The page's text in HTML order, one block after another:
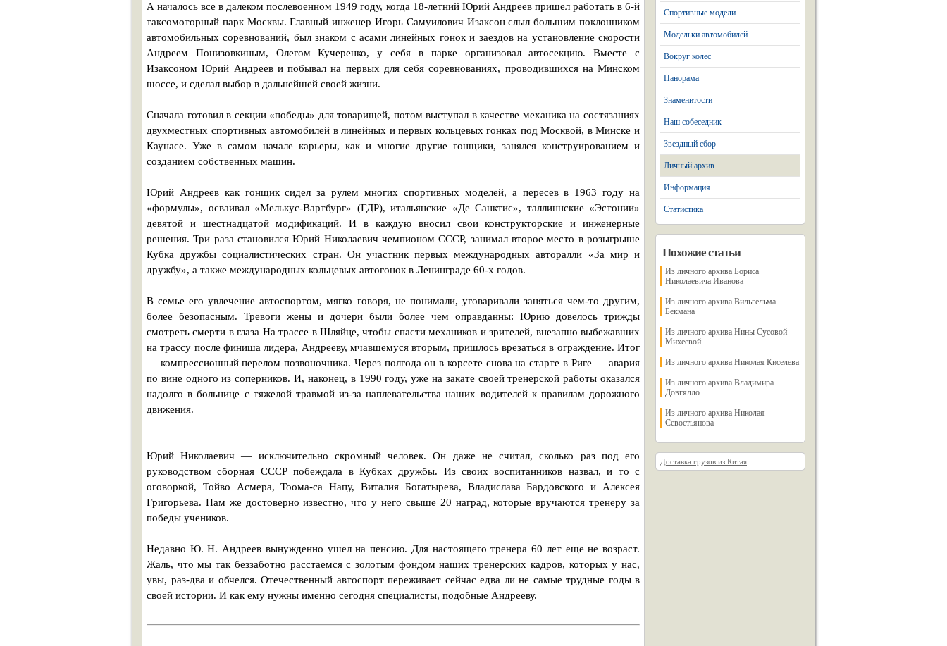
А началось все в далеком послевоенном 1949 году, когда 18-летний Юрий Андреев пришел работать в 6-й
таксомоторный парк Москвы. Главный инженер Игорь Самуилович Изаксон слыл большим поклонником
автомобильных соревнований, был знаком с асами линейных гонок и заездов на установление скорости
Андреем Понизовкиным, Олегом Кучеренко, у себя в парке организовал автосекцию. Вместе с
Изаксоном Юрий Андреев и побывал на первых для себя соревнованиях, проводившихся на Минском
шоссе, и сделал выбор в дальнейшей своей жизни.
Сначала готовил в секции «победы» для товарищей, потом выступал в качестве механика на состязаниях
двухместных спортивных автомобилей в линейных и первых кольцевых гонках под Москвой, в Минске и
Каунасе. Уже в самом начале карьеры, как и многие другие гонщики, занялся конструированием и
созданием собственных машин.
Юрий Андреев как гонщик сидел за рулем многих спортивных моделей, а пересев в 1963 году на
«формулы», осваивал «Мелькус-Вартбург» (ГДР), итальянские «Де Санктис», таллиннские «Эстонии»
девятой и шестнадцатой модификаций. И в каждую вносил свои конструкторские и инженерные
решения. Три раза становился Юрий Николаевич чемпионом СССР, занимал второе место в розыгрыше
Кубка дружбы социалистических стран. Он участник первых международных авторалли «За мир и
дружбу», а также международных кольцевых автогонок в Ленинграде 60-х годов.
В семье его увлечение автоспортом, мягко говоря, не понимали, уговаривали заняться чем-то другим,
более безопасным. Тревоги жены и дочери были более чем оправданны: Юрию довелось трижды
смотреть смерти в глаза На трассе в Шляйце, чтобы спасти механиков и зрителей, внезапно выбежавших
на трассу после финиша лидера, Андрееву, мчавшемуся вторым, пришлось врезаться в ограждение. Итог
— компрессионный перелом позвоночника. Через полгода он в корсете снова на старте в Риге — авария
по вине одного из соперников. И, наконец, в 1990 году, уже на закате своей тренерской работы оказался
надолго в больнице с тяжелой травмой из-за наплевательства наших водителей к правилам дорожного
движения.
Юрий Николаевич — исключительно скромный человек. Он даже не считал, сколько раз под его
руководством сборная СССР побеждала в Кубках дружбы. Из своих воспитанников назвал, и то с
оговоркой, Тойво Асмера, Тоома-са Напу, Виталия Богатырева, Владислава Бардовского и Алексея
Григорьева. Нам же достоверно известно, что у него свыше 20 наград, которые вручаются тренеру за
победы учеников.
Недавно Ю. Н. Андреев вынужденно ушел на пенсию. Для настоящего тренера 60 лет еще не возраст.
Жаль, что мы так беззаботно расстаемся с золотым фондом наших тренерских кадров, которых у нас,
увы, раз-два и обчелся. Отечественный автоспорт переживает сейчас едва ли не самые трудные годы в
своей истории. И как ему нужны именно сегодня специалисты, подобные Андрееву.
Спортивные модели
Модельки автомобилей
Вокруг колес
Панорама
Знаменитости
Наш собеседник
Звездный сбор
Личный архив
Информация
Статистика
Похожие статьи
Из личного архива Бориса
Николаевича Иванова
Из личного архива Вильгельма
Бекмана
Из личного архива Нины Сусовой-
Михеевой
Из личного архива Николая Киселева
Из личного архива Владимира
Довгялло
Из личного архива Николая
Севостьянова
Доставка грузов из Китая